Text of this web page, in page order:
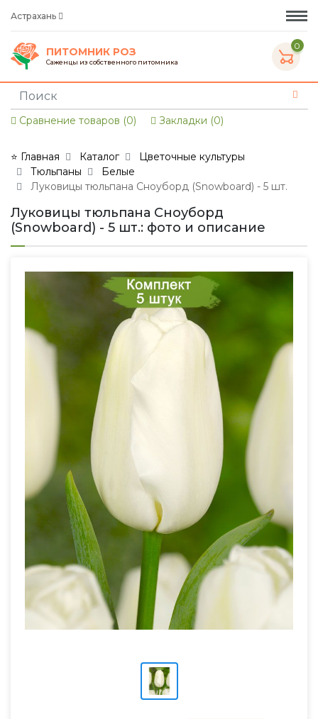
Астрахань
ПИТОМНИК РОЗ
Саженцы из собственного питомника
0
Сравнение товаров (0) Закладки (0)
⭐ Главная Каталог
Цветочные культуры
Тюльпаны
Белые
Луковицы тюльпана Сноуборд (Snowboard) - 5 шт.
Луковицы тюльпана Сноуборд
(Snowboard) - 5 шт.: фото и описание